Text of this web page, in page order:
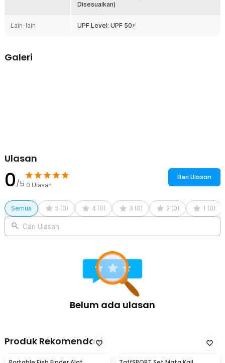
Desain boonie hat memiliki brim lebar yang membantu melindungi
Perlindungan yang lebih luas membuat aktivitas outdoor terasa
Material Nilon Waterproof dan Quick Dry
mengurangi rasa gerah dan panas saat hiking, memancing, atau
aktivitas outdoor lainnya. Kombinasi mesh dan material ringan
membuat boonie hat nyaman dipakai dalam waktu lama.
Desain ergonomis dengan bobot ringan membuat topi rimba
nyaman digunakan sepanjang hari tanpa membebani kepala. Mudah
dilipat dan disimpan ke dalam tas sehingga praktis dibawa
bepergian. Cocok untuk hiking, camping, memancing, trekking,
Kelengkapan Produk
Rincian yang Anda dapatkan untuk pembelian produk ini:
1 x Rhodey Topi Rimba Outdoor Anti UV Waterproof Nilon Boonie
Disesuaikan)
Lain-lain UPF Level: UPF 50+
Galeri
Ulasan
0/5 0 Ulasan
Beri Ulasan
Semua 5 (0) 4 (0) 3 (0) 2 (0) 1 (0)
Cari Ulasan
Belum ada ulasan
Produk Rekomendasi